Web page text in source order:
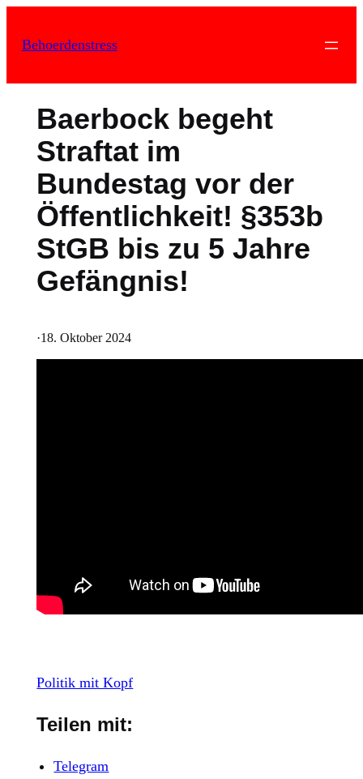
Inhalt
Behoerdenstress
Baerbock begeht
Straftat im
Bundestag vor der
Öffentlichkeit! §353b
StGB bis zu 5 Jahre
Gefängnis!
·18. Oktober 2024
Politik mit Kopf
Teilen mit:
Telegram